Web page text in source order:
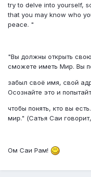
try to delve into yourself,
that you may know who
peace. "
"Вы должны открыть свою
сможете иметь Мир. Вы
забыл своё имя, свой
Осознайте это и
чтобы понять, кто вы
мир." (Сатья Саи
Ом Саи Рам!